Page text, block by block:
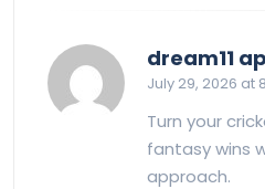
dream11
July 29, 2026 at
Turn your
fantasy wins
approach.